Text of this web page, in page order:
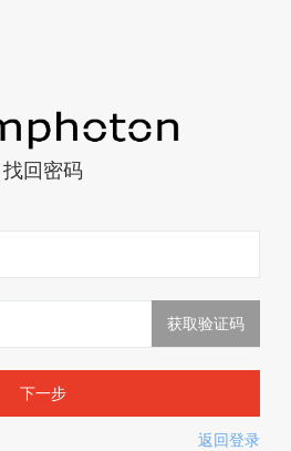
找回密码
下一步
返回登录